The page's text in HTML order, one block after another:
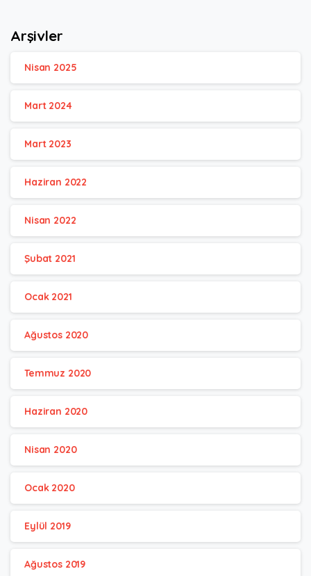
Arşivler
Nisan 2025
Mart 2024
Mart 2023
Haziran 2022
Nisan 2022
Şubat 2021
Ocak 2021
Ağustos 2020
Temmuz 2020
Haziran 2020
Nisan 2020
Ocak 2020
Eylül 2019
Ağustos 2019